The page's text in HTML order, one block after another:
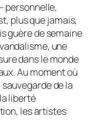
personnelle,
plus que jamais,
guère de semaine
une
dans le monde
Au moment où
de la
liberté
les artistes